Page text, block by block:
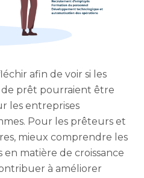
afin de voir si les
prêt pourraient être
les entreprises
Pour les prêteurs et
mieux comprendre les
matière de croissance
à améliorer